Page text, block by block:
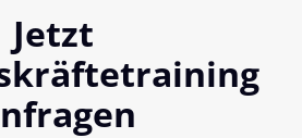
Jetzt